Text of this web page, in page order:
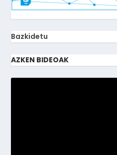
Bazkidetu
AZKEN BIDEOAK